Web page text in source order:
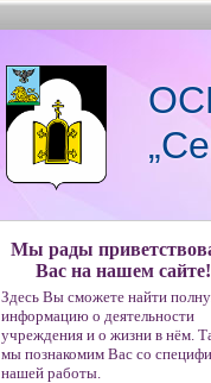
Мы рады
Вас на нашем сайте!
Здесь Вы сможете найти
информацию о деятельности
учреждения и о жизни в нём.
мы познакомим Вас со
нашей работы.